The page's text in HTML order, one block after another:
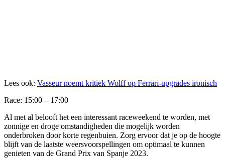
Lees ook: Vasseur noemt kritiek Wolff op Ferrari-upgrades ironisch
Race: 15:00 – 17:00​​
Al met al belooft het een interessant raceweekend te worden, met
zonnige en droge omstandigheden die mogelijk worden
onderbroken door korte regenbuien. Zorg ervoor dat je op de hoogte
blijft van de laatste weersvoorspellingen om optimaal te kunnen
genieten van de Grand Prix van Spanje 2023.